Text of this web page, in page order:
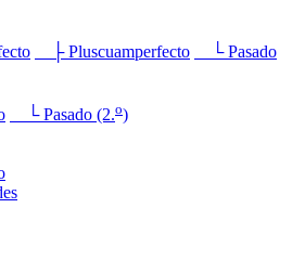
├ Pluscuamperfecto
└ Pasado
└ Pasado (2.o)